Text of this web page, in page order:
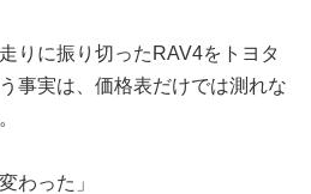
りに振り切ったRAV4をトヨタ
事実は、価格表だけでは測れな
わった」